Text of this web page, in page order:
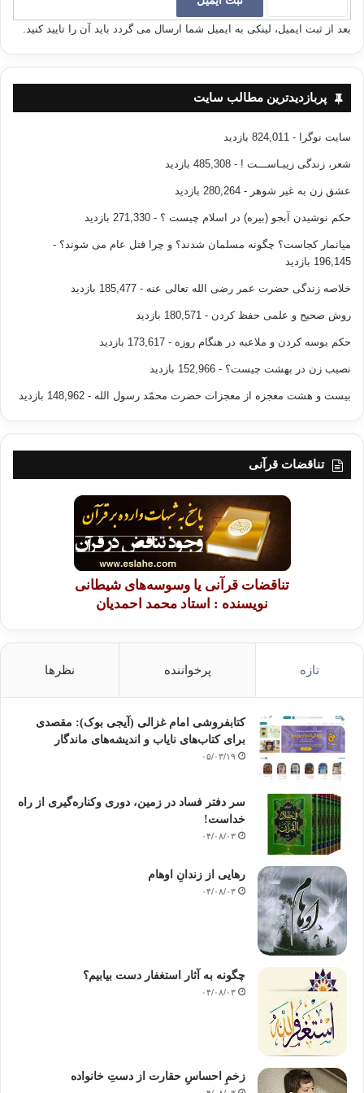
مواظب باش شاید فردار دیگر دیر باشد و شاید اصلا برای تو فردایی نباشد ؟؟!!
ولی حصرت فردا را جاودانه به گور بردند .
________________________
نویسنده:جاسم المطوع
انتشارات: نشر احسان-سال/1378
هواپرستی هوی توبه جهنم نفس گناه گناهان گناهکار زنا
بعد از ثبت ایمیل، لینکی به ایمیل شما ارسال می گردد باید آن را تایید کنید.
پربازدیدترین مطالب سایت
سایت نوگرا - 824,011 بازدید
شعر، زندگی زیبـاســـت ! - 485,308 بازدید
عشق زن به غیر شوهر - 280,264 بازدید
حکم نوشیدن آبجو (بیره) در اسلام چیست ؟ - 271,330 بازدید
میانمار کجاست؟ چگونه مسلمان شدند؟ و چرا قتل عام می شوند؟ -
196,145 بازدید
خلاصه زندگی حضرت عمر رضی الله تعالی عنه - 185,477 بازدید
روش صحیح و علمی حفظ کردن - 180,571 بازدید
حکم بوسه کردن و ملاعبه در هنگام روزه - 173,617 بازدید
نصیب زن در بهشت چیست؟ - 152,966 بازدید
بیست و هشت معجزه از معجزات حضرت محمّد رسول الله - 148,962 بازدید
تناقضات قرآنی
تناقضات قرآنی یا وسوسه‌های شیطانی
نویسنده : استاد محمد احمدیان
تازه پرخواننده نظرها
کتابفروشی امام غزالی (آیجی بوک): مقصدی
برای کتاب‌های نایاب و اندیشه‌های ماندگار
۰۵/۰۳/۱۹
سر دفتر فساد در زمین‌، دوری وکناره‌گیری از راه
خداست‌!
۰۴/۰۸/۰۳
رهایی از زندانِ اوهام
۰۴/۰۸/۰۳
چگونه به آثار استغفار دست بیابیم؟
۰۴/۰۸/۰۳
زخمِ احساسِ حقارت از دستِ خانواده